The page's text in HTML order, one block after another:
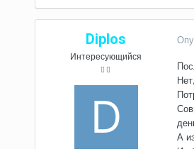
Diplos
Интересующийся
А